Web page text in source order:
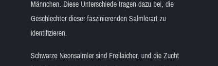
Männchen. Diese Unterschiede tragen dazu bei, die
Geschlechter dieser faszinierenden Salmlerart zu
identifizieren.
Schwarze Neonsalmler sind Freilaicher, und die Zucht